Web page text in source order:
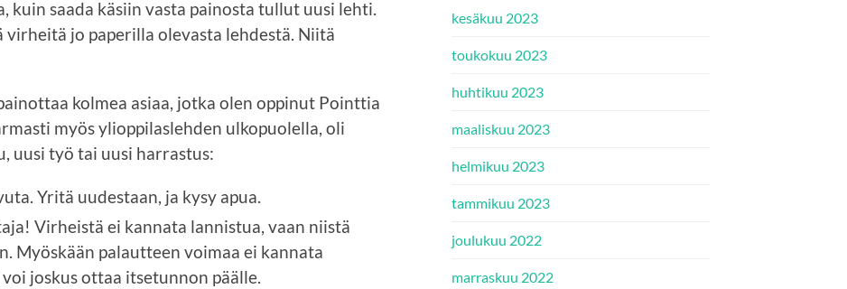
kuin saada käsiin vasta painosta tullut uusi lehti.
virheitä jo paperilla olevasta lehdestä. Niitä
kolmea asiaa, jotka olen oppinut Pointtia
myös ylioppilaslehden ulkopuolella, oli
uusi työ tai uusi harrastus:
Yritä uudestaan, ja kysy apua.
Virheistä ei kannata lannistua, vaan niistä
Myöskään palautteen voimaa ei kannata
joskus ottaa itsetunnon päälle.
kesäkuu 2023
toukokuu 2023
huhtikuu 2023
maaliskuu 2023
helmikuu 2023
tammikuu 2023
joulukuu 2022
marraskuu 2022